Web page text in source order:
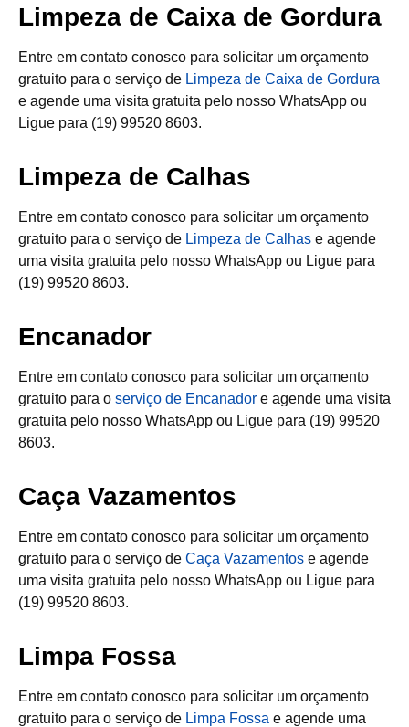
Limpeza de Caixa de Gordura
Entre em contato conosco para solicitar um orçamento
gratuito para o serviço de Limpeza de Caixa de Gordura
e agende uma visita gratuita pelo nosso WhatsApp ou
Ligue para (19) 99520 8603.
Limpeza de Calhas
Entre em contato conosco para solicitar um orçamento
gratuito para o serviço de Limpeza de Calhas e agende
uma visita gratuita pelo nosso WhatsApp ou Ligue para
(19) 99520 8603.
Encanador
Entre em contato conosco para solicitar um orçamento
gratuito para o serviço de Encanador e agende uma visita
gratuita pelo nosso WhatsApp ou Ligue para (19) 99520
8603.
Caça Vazamentos
Entre em contato conosco para solicitar um orçamento
gratuito para o serviço de Caça Vazamentos e agende
uma visita gratuita pelo nosso WhatsApp ou Ligue para
(19) 99520 8603.
Limpa Fossa
Entre em contato conosco para solicitar um orçamento
gratuito para o serviço de Limpa Fossa e agende uma